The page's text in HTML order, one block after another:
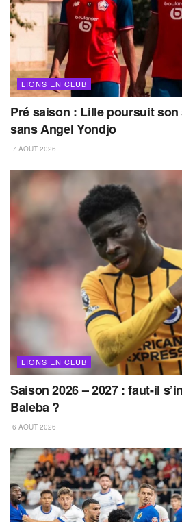
LIONS EN CLUB
Pré saison : Lille poursuit
sans Angel Yondjo
7 AOÛT 2026
LIONS EN CLUB
Saison 2026 – 2027 : faut-il
Baleba ?
6 AOÛT 2026